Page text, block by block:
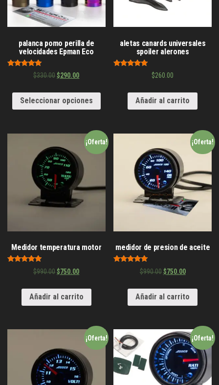
palanca pomo perilla de
velocidades Epman Eco
Valorado en
$330.00 $290.00
Seleccionar opciones
aletas canards universales
spoiler alerones
$260.00
Añadir al carrito
¡Oferta!
Medidor temperatura motor
Valorado en
$990.00 $750.00
Añadir al carrito
¡Oferta!
medidor de presion de aceite
Valorado en
$990.00 $750.00
Añadir al carrito
¡Oferta! ¡Oferta!